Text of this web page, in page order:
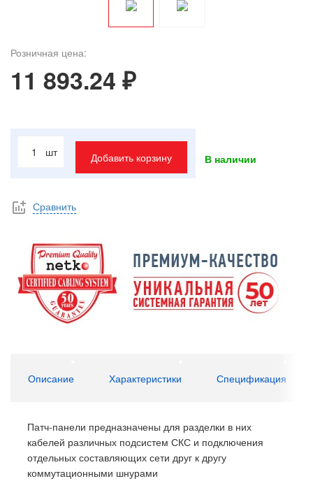
Розничная цена:
11 893.24 ₽
шт Добавить корзину В наличии
Сравнить
Описание Характеристики Спецификация
Патч-панели предназначены для разделки в них
кабелей различных подсистем СКС и подключения
отдельных составляющих сети друг к другу
коммутационными шнурами